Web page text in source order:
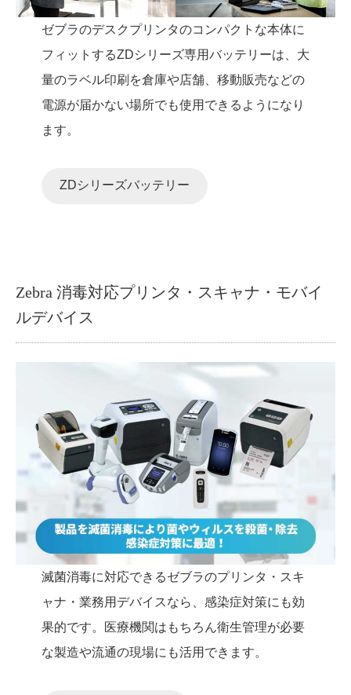
ゼブラのデスクプリンタのコンパクトな本体に
フィットするZDシリーズ専用バッテリーは、大
量のラベル印刷を倉庫や店舗、移動販売などの
電源が届かない場所でも使用できるようになり
ます。
ZDシリーズバッテリー
Zebra 消毒対応プリンタ・スキャナ・モバイ
ルデバイス
滅菌消毒に対応できるゼブラのプリンタ・スキ
ャナ・業務用デバイスなら、感染症対策にも効
果的です。医療機関はもちろん衛生管理が必要
な製造や流通の現場にも活用できます。